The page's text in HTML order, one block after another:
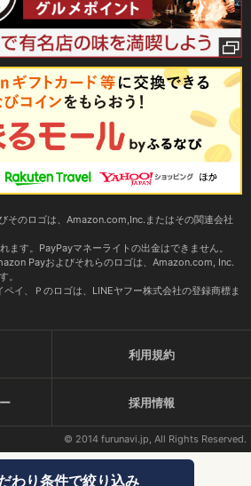
わり条件で絞り込み
そのロゴは、Amazon.com,Inc.またはその関連会社
ます。PayPayマネーライトの出金はできません。
Payおよびそれらのロゴは、Amazon.com, Inc.
。
イ、Ｐのロゴは、LINEヤフー株式会社の登録商標ま
利用規約
採用情報
© 2014 furunavi.jp, All Rights Reserved.